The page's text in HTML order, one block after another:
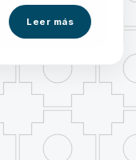
Leer más